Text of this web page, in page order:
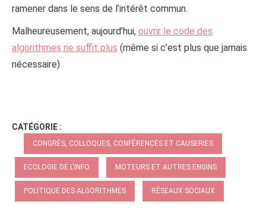
ramener dans le sens de l’intérêt commun.
Malheureusement, aujourd’hui, ouvrir le code des
algorithmes ne suffit plus (même si c’est plus que jamais
nécessaire)
CATÉGORIE :
CONGRÈS, COLLOQUES, CONFÉRENCES ET CAUSERIES
ECOLOGIE DE L'INFO MOTEURS ET AUTRES ENGINS
POLITIQUE DES ALGORITHMES RÉSEAUX SOCIAUX